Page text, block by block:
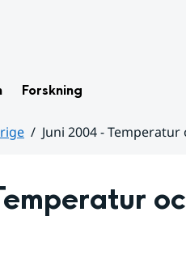
Forskning
Juni 2004 -